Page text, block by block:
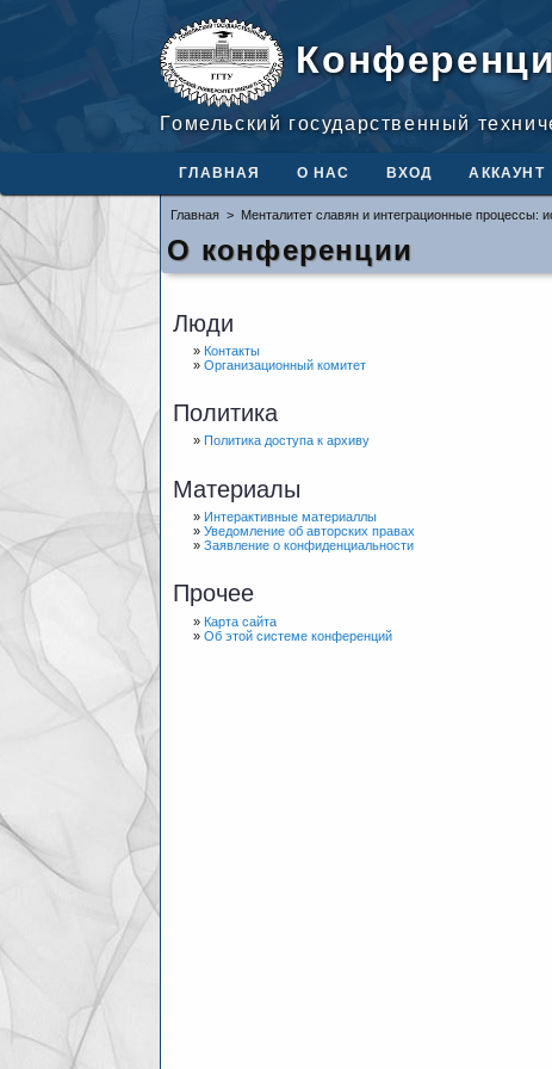
Гомельский государственный
ГЛАВНАЯ О НАС ВХОД АККАУНТ
Главная > Менталитет славян и интеграционные процессы:
О конференции
Люди
» Контакты
»Организационный комитет
Политика
» Политика доступа к архиву
Материалы
» Интерактивные материаллы
»Уведомление об авторских правах
»Заявление о конфиденциальности
Прочее
» Карта сайта
»Об этой системе конференций